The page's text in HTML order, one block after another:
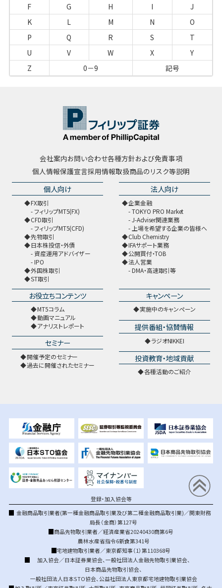
F
G H I
J
K
L M N
O
P
Q R S
T
U
V W X
Y
Z
0－9 記号
会社案内お問い合わせ各種方針および免責事項
個人情報保護宣言採用情報取扱商品のリスク等説明
個人向け
FX取引
フィリップMT5(FX)
CFD取引
フィリップMT5(CFD)
先物取引
日本株投信・外債
資産運用アドバイザー
IPO
外国株取引
ST取引
法人向け
企業金融
TOKYO PRO Market
J-Adviser関連業務
上場を希望する企業の皆様へ
Club Chemistry
IFAサポート業務
公開買付・TOB
法人営業
DMA・高速取引等
お役立ちコンテンツ
MT5コラム
動画マニュアル
アナリストレポート
セミナー
開催予定のセミナー
過去に開催されたセミナー
キャンペーン
実施中のキャンペーン
提供番組・協賛情報
ラジオNIKKEI
投資教育・地域貢献
各種活動のご紹介
登録・加入協会等
金融商品取引業者(第一種金融商品取引業及び第二種金融商品取引業)／関東財務
局長（金商）第127号
商品先物取引業者／経済産業省20240430商第6号
農林水産省指令6新食第341号
宅地建物取引業者／東京都知事（1）第110368号
加入協会／日本証券業協会、 一般社団法人金融先物取引業協会、
日本商品先物取引協会、
一般社団法人日本STO協会、 公益社団法人東京都宅地建物取引業協会